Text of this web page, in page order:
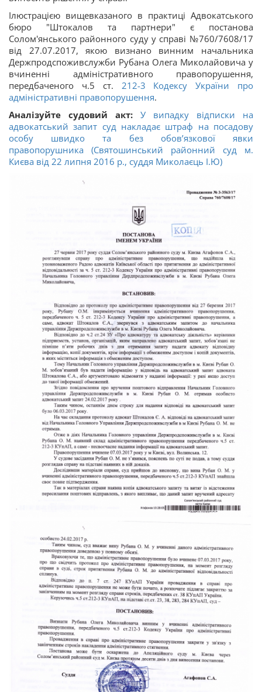
Ілюстрацією вищевказаного в практиці Адвокатського
бюро "Штокалов та партнери" є постанова
Солом'янського районного суду у справі №760/7608/17
від 27.07.2017, якою визнано винним начальника
Держпродспоживслужби Рубана Олега Миколайовича у
вчиненні адміністративного правопорушення,
передбаченого ч.5 ст. 212-3 Кодексу України про
адміністративні правопорушення.
Аналізуйте судовий акт:
У випадку відписки на
адвокатський запит суд накладає штраф на посадову
особу швидко та без обов’язкової явки
правопорушника (Святошинський районний суд м.
Києва від 22 липня 2016 р., суддя Миколаєць І.Ю)